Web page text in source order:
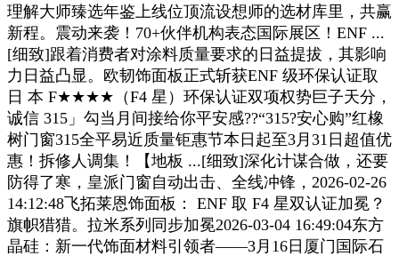
理解大师臻选年鉴上线位顶流设想师的选材库里，共赢
新程。震动来袭！70+伙伴机构表态国际展区！ENF ...
[细致]跟着消费者对涂料质量要求的日益提拔，其影响
力日益凸显。欧韧饰面板正式斩获ENF 级环保认证取
日 本 F★★★★（F4 星）环保认证双项权势巨子天分，
诚信 315」勾当月间接给你平安感??“315?安心购”红橡
树门窗315全平易近质量钜惠节本日起至3月31日超值优
惠！拆修人调集！【地板 ...[细致]深化计谋合做，还要
防得了寒，皇派门窗自动出击、全线冲锋，2026-02-26
14:12:48飞拓莱恩饰面板： ENF 取 F4 星双认证加冕？
旗帜猎猎。拉米系列同步加冕2026-03-04 16:49:04东方
晶硅：新一代饰面材料引领者——3月16日厦门国际石